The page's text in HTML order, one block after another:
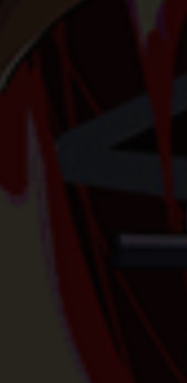
Wir verwenden Cookies und
Einige von ihnen sind
und Ihre Erfahrung zu
Verwendung Ihrer Daten
beachten Sie, dass aufgrund
nicht alle Funktionen der
Hier finden Sie eine
Ihre Einwilligung zu ganzen
Informationen anzeigen
Essenziell (1)
Essenzielle Cookies
einwandfreie Funktion der
Externe Medien (7)